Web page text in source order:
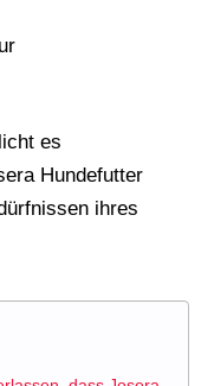
es
Hundefutter
ihres